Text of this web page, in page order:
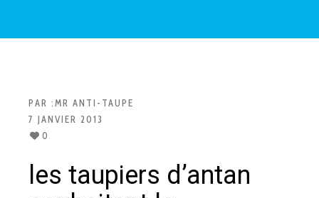
PAR :MR ANTI-TAUPE
7 JANVIER 2013
0
les taupiers d’antan